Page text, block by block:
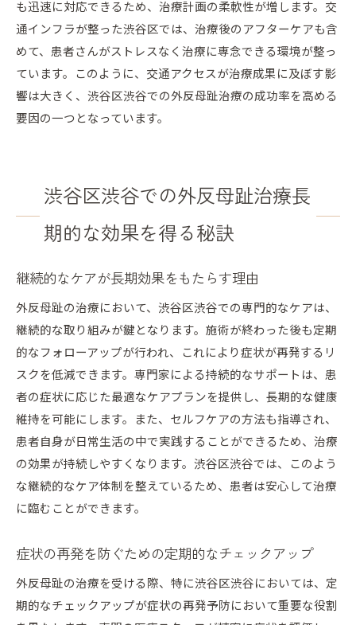
も迅速に対応できるため、治療計画の柔軟性が増します。交
通インフラが整った渋谷区では、治療後のアフターケアも含
めて、患者さんがストレスなく治療に専念できる環境が整っ
ています。このように、交通アクセスが治療成果に及ぼす影
響は大きく、渋谷区渋谷での外反母趾治療の成功率を高める
要因の一つとなっています。
渋谷区渋谷での外反母趾治療長
期的な効果を得る秘訣
継続的なケアが長期効果をもたらす理由
外反母趾の治療において、渋谷区渋谷での専門的なケアは、
継続的な取り組みが鍵となります。施術が終わった後も定期
的なフォローアップが行われ、これにより症状が再発するリ
スクを低減できます。専門家による持続的なサポートは、患
者の症状に応じた最適なケアプランを提供し、長期的な健康
維持を可能にします。また、セルフケアの方法も指導され、
患者自身が日常生活の中で実践することができるため、治療
の効果が持続しやすくなります。渋谷区渋谷では、このよう
な継続的なケア体制を整えているため、患者は安心して治療
に臨むことができます。
症状の再発を防ぐための定期的なチェックアップ
外反母趾の治療を受ける際、特に渋谷区渋谷においては、定
期的なチェックアップが症状の再発予防において重要な役割